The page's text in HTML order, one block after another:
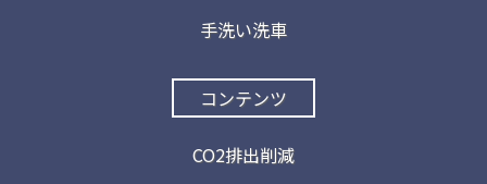
手洗い洗車
コンテンツ
CO2排出削減